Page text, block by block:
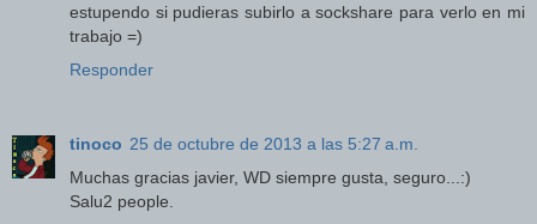
estupendo si pudieras subirlo a sockshare para verlo en mi
trabajo =)
Responder
tinoco 25 de octubre de 2013 a las 5:27 a.m.
Muchas gracias javier, WD siempre gusta, seguro...:)
Salu2 people.